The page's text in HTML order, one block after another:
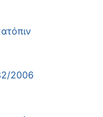
2006